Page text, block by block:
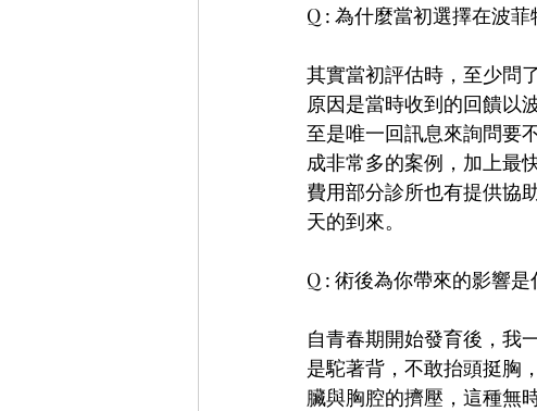
Q : 為什麼當初選擇在波
其實當初評估時，至少問
原因是當時收到的回饋以
至是唯一回訊息來詢問要
成非常多的案例，加上最
費用部分診所也有提供協
天的到來。
Q : 術後為你帶來的影響是
自青春期開始發育後，我
是駝著背，不敢抬頭挺胸
臟與胸腔的擠壓，這種無